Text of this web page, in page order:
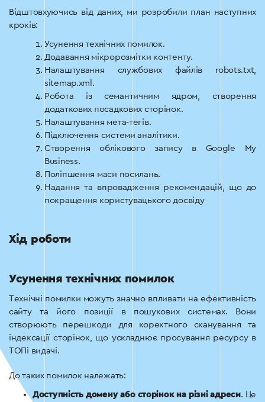
Відштовхуючись від даних, ми розробили план наступних
кроків:
Усунення технічних помилок.
Додавання мікророзмітки контенту.
Налаштування службових файлів robots.txt,
sitemap.xml.
Робота із семантичним ядром, створення
додаткових посадкових сторінок.
Налаштування мета-тегів.
Підключення системи аналітики.
Створення облікового запису в Google My
Business.
Поліпшення маси посилань.
Надання та впровадження рекомендацій, що до
покращення користувацького досвіду
Хід роботи
Усунення технічних помилок
Технічні помилки можуть значно впливати на ефективність
сайту та його позиції в пошукових системах. Вони
створюють перешкоди для коректного сканування та
індексації сторінок, що ускладнює просування ресурсу в
ТОПі видачі.
До таких помилок належать:
Доступність домену або сторінок на різні адреси. Це